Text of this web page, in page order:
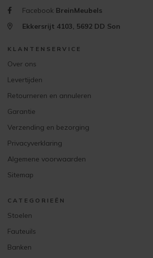
Facebook BreinMeubels
Ekkersrijt 4103, 5692 DD Son
KLANTENSERVICE
Over ons
Levertijden
Retourneren en annuleren
Garantie
Verzending en bezorging
Privacyverklaring
Algemene voorwaarden
Sitemap
CATEGORIEËN
Stoelen
Fauteuils
Banken